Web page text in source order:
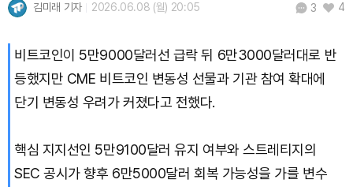
TRON (TRX) ₩464.1 (+0.32%)
Hyperliquid (HYPE)
Bitcoin (BTC) ₩91,762,896(+0.20%)
김미래 기자 2026.06.08 (월) 20:05 3 4
비트코인이 5만9000달러선 급락 뒤 6만3000달러대로 반
등했지만 CME 비트코인 변동성 선물과 기관 참여 확대에
단기 변동성 우려가 커졌다고 전했다.
핵심 지지선인 5만9100달러 유지 여부와 스트레티지의
SEC 공시가 향후 6만5000달러 회복 가능성을 가를 변수